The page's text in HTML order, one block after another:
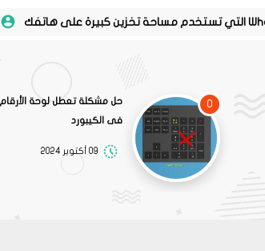
حلولي
0
حل مشكلة تعطل لوحة الأرقام
فى الكيبورد
09 أكتوبر 2024